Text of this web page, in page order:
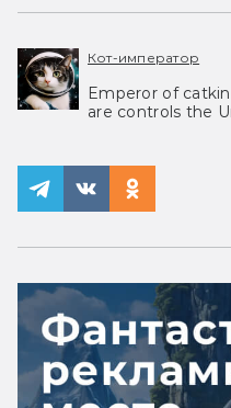
Кот-император
Emperor of
are controls the